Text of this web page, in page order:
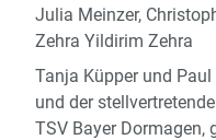
Julia Meinzer,
Zehra Yildirim Zehra
Tanja Küpper und
und der
TSV Bayer Dormagen,